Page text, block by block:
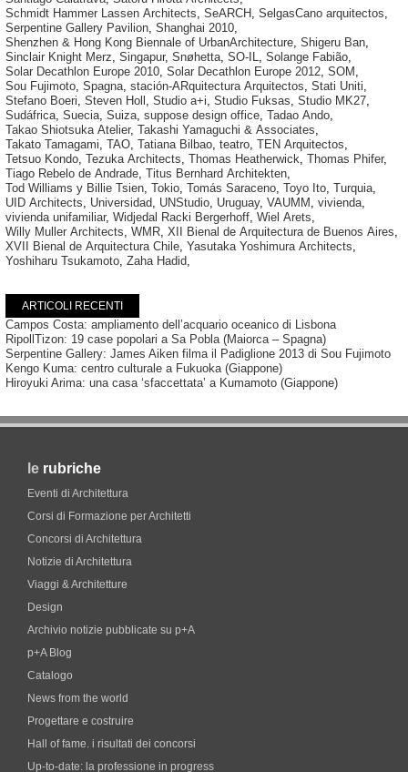
Schmidt Hammer Lassen Architects, SeARCH , SelgasCano arquitectos,
Serpentine Gallery Pavilion, Shanghai 2010,
Shenzhen & Hong Kong Biennale of UrbanArchitecture, Shigeru Ban,
Sinclair Knight Merz, Singapur, Snøhetta, SO-IL, Solange Fabião,
Solar Decathlon Europe 2010, Solar Decathlon Europe 2012, SOM ,
Sou Fujimoto, Spagna, stación-ARquitectura Arquitectos, Stati Uniti,
Stefano Boeri, Steven Holl , Studio a+i, Studio Fuksas, Studio MK27,
Sudáfrica, Suecia, Suiza, suppose design office, Tadao Ando,
Takao Shiotsuka Atelier, Takashi Yamaguchi & Associates,
Takato Tamagami, TAO, Tatiana Bilbao, teatro, TEN Arquitectos,
Tetsuo Kondo, Tezuka Architects, Thomas Heatherwick, Thomas Phifer,
Tiago Rebelo de Andrade, Titus Bernhard Architekten,
Tod Williams y Billie Tsien, Tokio, Tomás Saraceno, Toyo Ito, Turquia,
UID Architects, Universidad, UNStudio, Uruguay, VAUMM , vivienda,
vivienda unifamiliar, Widjedal Racki Bergerhoff, Wiel Arets,
Willy Muller Architects, WMR, XII Bienal de Arquitectura de Buenos Aires,
XVII Bienal de Arquitectura Chile, Yasutaka Yoshimura Architects,
Yoshiharu Tsukamoto, Zaha Hadid,
ARTICOLI RECENTI
Campos Costa: ampliamento dell’acquario oceanico di Lisbona
RipollTizon: 19 case popolari a Sa Pobla (Maiorca – Spagna)
Serpentine Gallery: James Aiken filma il Padiglione 2013 di Sou Fujimoto
Kengo Kuma: centro culturale a Fukuoka (Giappone)
Hiroyuki Arima: una casa ‘sfaccettata’ a Kumamoto (Giappone)
le rubriche
Eventi di Architettura
Corsi di Formazione per Architetti
Concorsi di Architettura
Notizie di Architettura
Viaggi & Architetture
Design
Archivio notizie pubblicate su p+A
p+A Blog
Catalogo
News from the world
Progettare e costruire
Hall of fame. i risultati dei concorsi
Up-to-date: la professione in progress